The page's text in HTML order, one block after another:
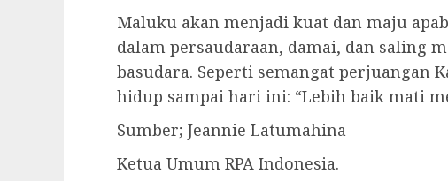
Maluku akan menjadi kuat dan maju
dalam persaudaraan, damai, dan saling
basudara. Seperti semangat perjuangan
hidup sampai hari ini: “Lebih baik mati
Sumber; Jeannie Latumahina
Ketua Umum RPA Indonesia.